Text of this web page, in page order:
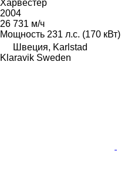
Харвестер
2004
26 731 м/ч
Мощность 231 л.с. (170 кВт)
Швеция, Karlstad
Klaravik Sweden